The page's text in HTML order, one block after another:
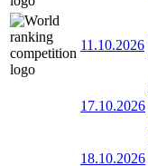
11.10.2026
17.10.2026
18.10.2026